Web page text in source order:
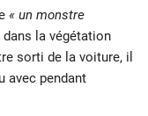
« un monstre
dans la végétation
sorti de la voiture, il
avec pendant